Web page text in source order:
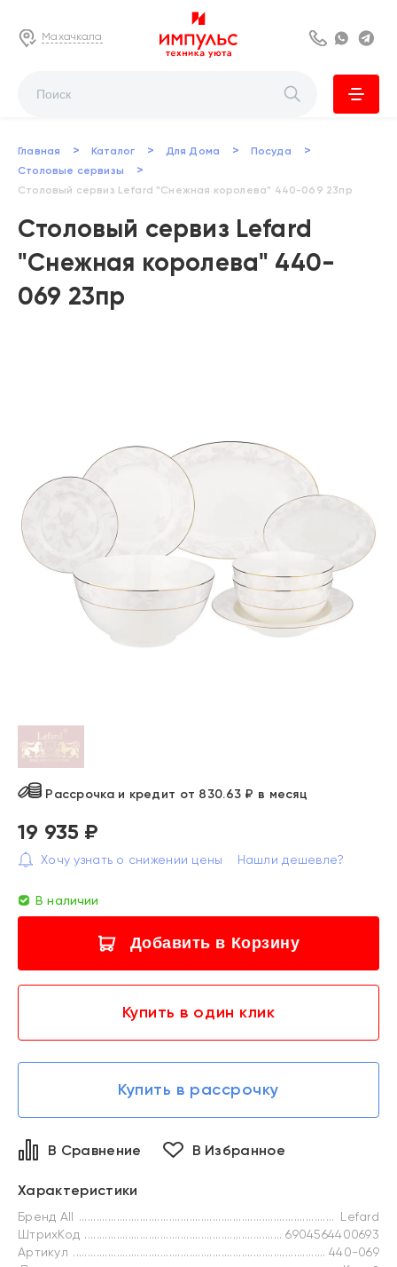
Махачкала 8 800 222 63
Главная > Каталог > Для Дома > Посуда >
Столовые сервизы >
Столовый сервиз Lefard "Снежная королева" 440-069 23пр
Столовый сервиз Lefard
"Снежная королева" 440-
069 23пр
Рассрочка и кредит от 830.63 ₽ в месяц
19 935 ₽
Хочу узнать о снижении цены Нашли дешевле?
В наличии
Добавить в Корзину
Купить в один клик
Купить в рассрочку
В Сравнение В Избранное
Характеристики
Бренд All
Lefard
ШтрихКод
6904564400693
Артикул
440-069